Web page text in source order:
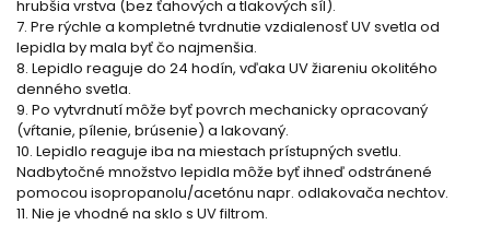
hrubšia vrstva (bez ťahových a tlakových síl).
7. Pre rýchle a kompletné tvrdnutie vzdialenosť UV svetla od
lepidla by mala byť čo najmenšia.
8. Lepidlo reaguje do 24 hodín, vďaka UV žiareniu okolitého
denného svetla.
9. Po vytvrdnutí môže byť povrch mechanicky opracovaný
(vŕtanie, pílenie, brúsenie) a lakovaný.
10. Lepidlo reaguje iba na miestach prístupných svetlu.
Nadbytočné množstvo lepidla môže byť ihneď odstránené
pomocou isopropanolu/acetónu napr. odlakovača nechtov.
11. Nie je vhodné na sklo s UV filtrom.